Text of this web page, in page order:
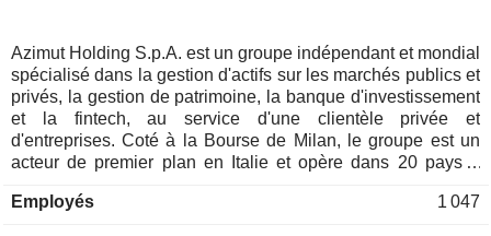
Azimut Holding S.p.A. est un groupe indépendant et mondial
spécialisé dans la gestion d'actifs sur les marchés publics et
privés, la gestion de patrimoine, la banque d'investissement
et la fintech, au service d'une clientèle privée et
d'entreprises. Coté à la Bourse de Milan, le groupe est un
acteur de premier plan en Italie et opère dans 20 pays à
émergents. La structure de l'actionnariat comprend environ 2
Employés 1 047